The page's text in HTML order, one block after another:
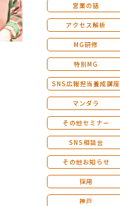
営業の話
アクセス解析
MG研修
特別MG
SNS広報担当養成講座
マンダラ
その他セミナー
SNS相談会
その他お知らせ
採用
神戸